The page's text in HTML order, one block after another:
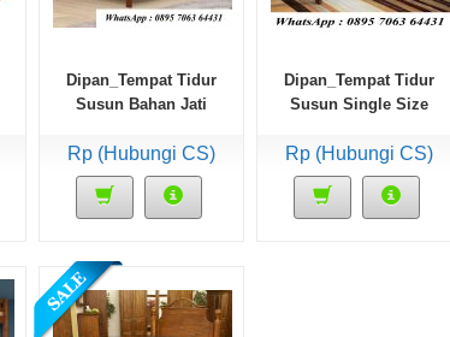
Dipan_Tempat Tidur
Susun Bahan Jati
Rp (Hubungi CS)
Dipan_Tempat Tidur
Susun Single Size
Rp (Hubungi CS)